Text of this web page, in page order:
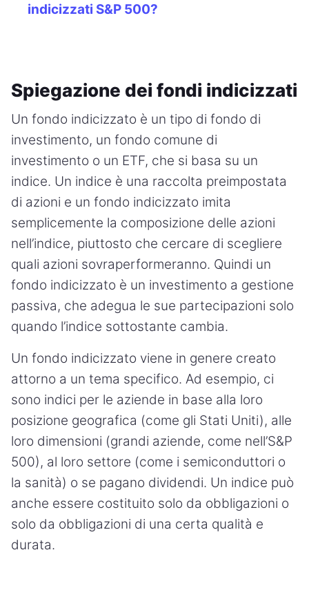
indicizzati S&P 500?
Spiegazione dei fondi indicizzati
Un fondo indicizzato è un tipo di fondo di
investimento, un fondo comune di
investimento o un ETF, che si basa su un
indice. Un indice è una raccolta preimpostata
di azioni e un fondo indicizzato imita
semplicemente la composizione delle azioni
nell’indice, piuttosto che cercare di scegliere
quali azioni sovraperformeranno. Quindi un
fondo indicizzato è un investimento a gestione
passiva, che adegua le sue partecipazioni solo
quando l’indice sottostante cambia.
Un fondo indicizzato viene in genere creato
attorno a un tema specifico. Ad esempio, ci
sono indici per le aziende in base alla loro
posizione geografica (come gli Stati Uniti), alle
loro dimensioni (grandi aziende, come nell’S&P
500), al loro settore (come i semiconduttori o
la sanità) o se pagano dividendi. Un indice può
anche essere costituito solo da obbligazioni o
solo da obbligazioni di una certa qualità e
durata.